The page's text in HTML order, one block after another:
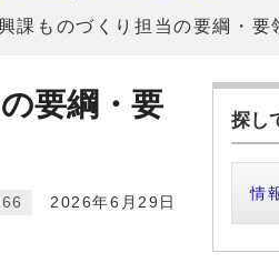
課ものづくり担当の要綱・要
要綱・要
2026年6月29日
探し
情